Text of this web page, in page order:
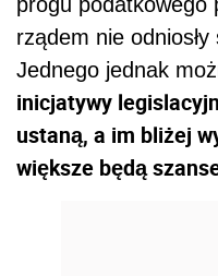
progu podatkowego
rządem nie odniosły
Jednego jednak
inicjatywy
ustaną, a im bliżej
większe będą